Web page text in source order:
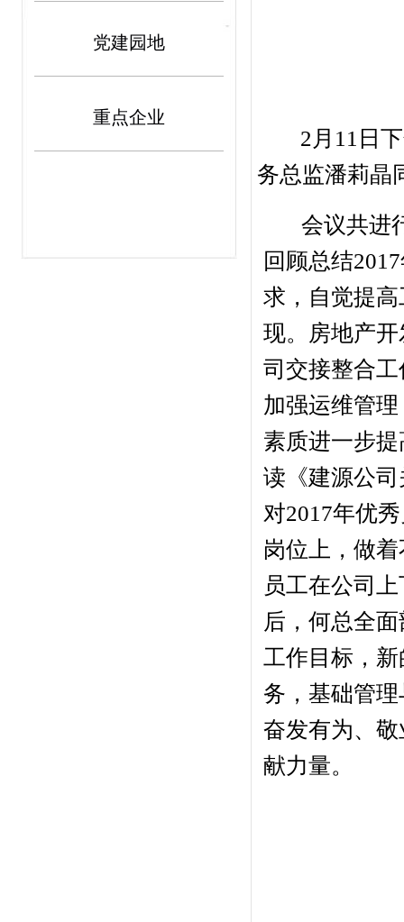
党建园地
重点企业
2月11日
务总监潘莉晶
会议共进
回顾总结
求，自觉提
现。房地产
司交接整合
加强运维管
素质进一步
读 《建源公
对2017年优
岗位上，做
员工在公司
后，何总全
工作目标，
务，基础管
奋发有为、
献力量。